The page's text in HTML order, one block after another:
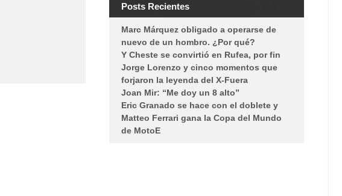
Posts Recientes
Marc Márquez obligado a operarse de
nuevo de un hombro. ¿Por qué?
Y Cheste se convirtió en Rufea, por fin
Jorge Lorenzo y cinco momentos que
forjaron la leyenda del X-Fuera
Joan Mir: “Me doy un 8 alto”
Eric Granado se hace con el doblete y
Matteo Ferrari gana la Copa del Mundo
de MotoE